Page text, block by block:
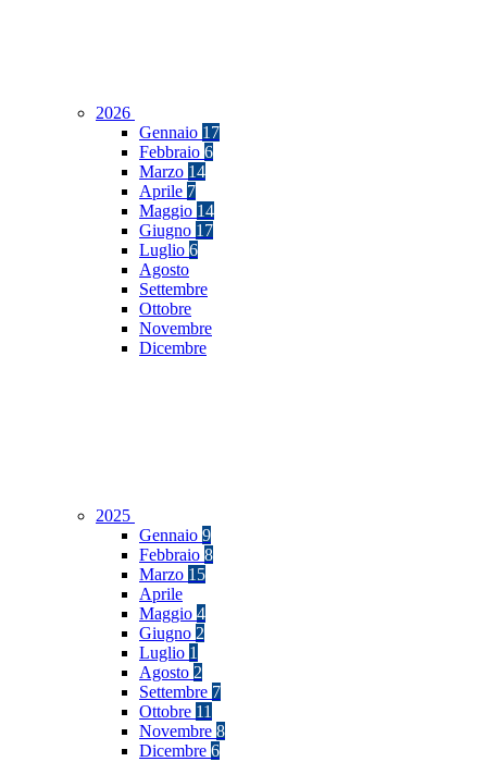
2026
Gennaio 17
Febbraio 6
Marzo 14
Aprile 7
Maggio 14
Giugno 17
Luglio 6
Agosto
Settembre
Ottobre
Novembre
Dicembre
2025
Gennaio 9
Febbraio 8
Marzo 15
Aprile
Maggio 4
Giugno 2
Luglio 1
Agosto 2
Settembre 7
Ottobre 11
Novembre 8
Dicembre 6